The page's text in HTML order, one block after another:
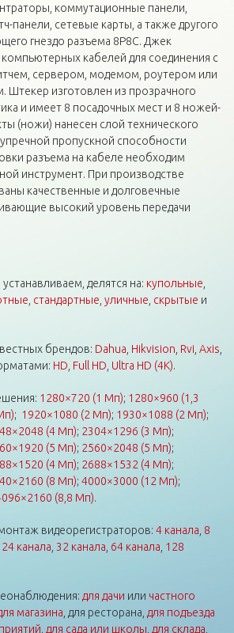
коммутационные панели,
панели, сетевые карты, а также другого
гнездо разъема 8P8C. Джек
кабелей для соединения с
сервером, модемом, роутером или
Штекер изготовлен из прозрачного
и имеет 8 посадочных мест и 8 ножей-
(ножи) нанесен слой технического
пропускной способности
разъема на кабеле необходим
инструмент. При производстве
качественные и долговечные
высокий уровень передачи
делятся на: купольные
стандартные уличные скрытые и
брендов: Dahua Hikvision Rvi Axis
HD Full HD Ultra HD (4K).
1280×720 (1 Мп); 1280×960 (1,3
; 1920×1080 (2 Мп); 1930×1088 (2 Мп);
(4 Мп); 2304×1296 (3 Мп);
(5 Мп); 2560×2048 (5 Мп);
(4 Мп); 2688×1532 (4 Мп);
(8 Мп); 4000×3000 (12 Мп);
(8,8 Мп).
видеорегистраторов: 4 канала 8
24 канала 32 канала 64 канала 128
для дачи или частного
магазина , для ресторана, для подъезда
для сада или школы для склада